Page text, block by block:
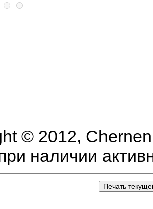
© 2012,
наличии